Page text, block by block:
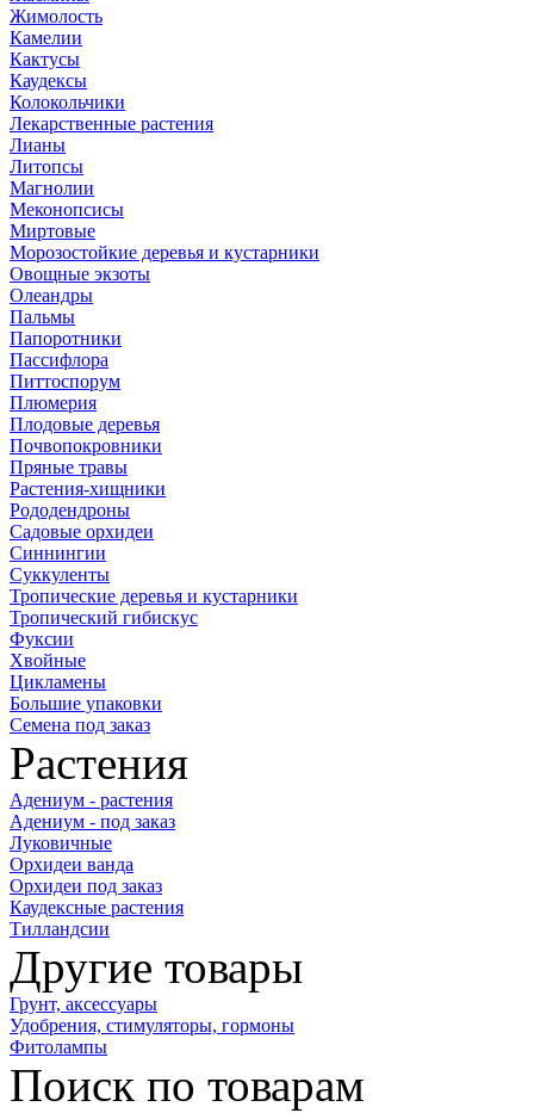
Жимолость
Камелии
Кактусы
Каудексы
Колокольчики
Лекарственные растения
Лианы
Литопсы
Магнолии
Меконопсисы
Миртовые
Морозостойкие деревья и кустарники
Овощные экзоты
Олеандры
Пальмы
Папоротники
Пассифлора
Питтоспорум
Плюмерия
Плодовые деревья
Почвопокровники
Пряные травы
Растения-хищники
Рододендроны
Садовые орхидеи
Синнингии
Суккуленты
Тропические деревья и кустарники
Тропический гибискус
Фуксии
Хвойные
Цикламены
Большие упаковки
Семена под заказ
Растения
Адениум - растения
Адениум - под заказ
Луковичные
Орхидеи ванда
Орхидеи под заказ
Каудексные растения
Тилландсии
Другие товары
Грунт, аксессуары
Удобрения, стимуляторы, гормоны
Фитолампы
Поиск по товарам